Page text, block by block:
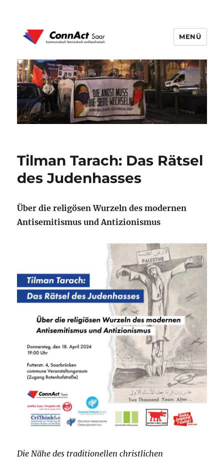
ConnAct Saar
MENÜ
Tilman Tarach: Das Rätsel
des Judenhasses
Über die religösen Wurzeln des modernen
Antisemitismus und Antizionismus
Die Nähe des traditionellen christlichen